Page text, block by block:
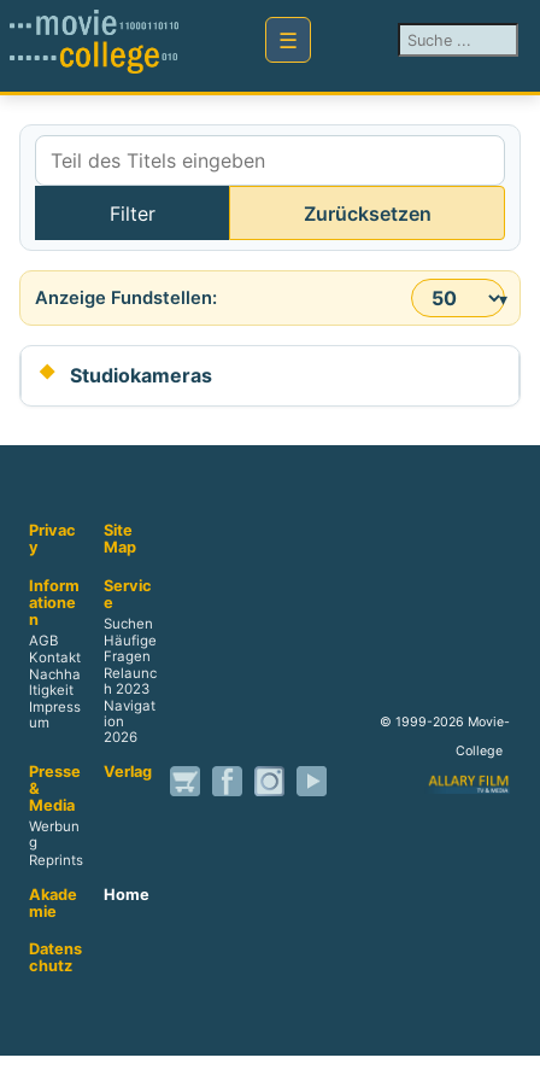
Suchen ...
Teil des Titels eingeben
Filter Zurücksetzen
Anzeige #
Studiokameras
Privac
y
Site
Map
Inform
atione
n
AGB
Kontakt
Nachha
ltigkeit
Impress
um
Servic
e
Suchen
Häufige
Fragen
Relaunc
h 2023
Navigat
ion
2026
Presse
&
Media
Werbun
g
Reprints
Verlag
Akade
mie
Home
Datens
chutz
© 1999-2026 Movie-
College